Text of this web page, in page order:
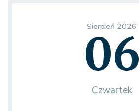
Sierpień 2026
06
Czwartek